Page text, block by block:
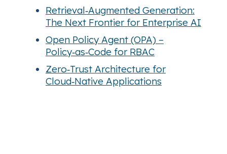
Retrieval‑Augmented Generation:
The Next Frontier for Enterprise AI
Open Policy Agent (OPA) –
Policy‑as‑Code for RBAC
Zero‑Trust Architecture for
Cloud‑Native Applications